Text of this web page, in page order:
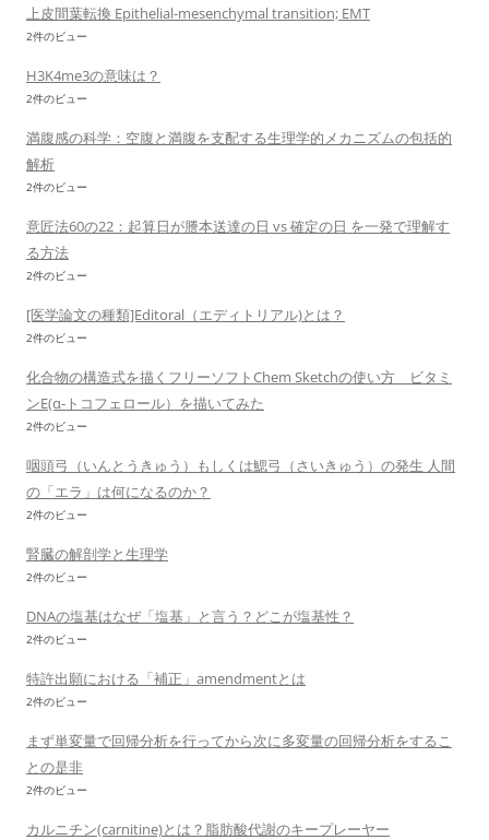
上皮間葉転換 Epithelial-mesenchymal transition; EMT
2件のビュー
H3K4me3の意味は？
2件のビュー
満腹感の科学：空腹と満腹を支配する生理学的メカニズムの包括的
解析
2件のビュー
意匠法60の22：起算日が謄本送達の日 vs 確定の日 を一発で理解す
る方法
2件のビュー
[医学論文の種類]Editoral（エディトリアル)とは？
2件のビュー
化合物の構造式を描くフリーソフトChem Sketchの使い方 ビタミ
ンE(α-トコフェロール）を描いてみた
2件のビュー
咽頭弓（いんとうきゅう）もしくは鰓弓（さいきゅう）の発生 人間
の「エラ」は何になるのか？
2件のビュー
腎臓の解剖学と生理学
2件のビュー
DNAの塩基はなぜ「塩基」と言う？どこが塩基性？
2件のビュー
特許出願における「補正」amendmentとは
2件のビュー
まず単変量で回帰分析を行ってから次に多変量の回帰分析をするこ
との是非
2件のビュー
カルニチン(carnitine)とは？脂肪酸代謝のキープレーヤー